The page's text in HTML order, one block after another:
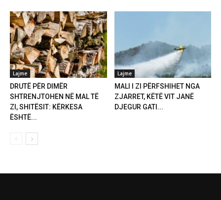
Lajme
DRUTË PËR DIMËR
SHTRENJTOHEN NË MAL TË
ZI, SHITËSIT: KËRKESA
ËSHTË...
Lajme
MALI I ZI PËRFSHIHET NGA
ZJARRET, KËTË VIT JANË
DJEGUR GATI...